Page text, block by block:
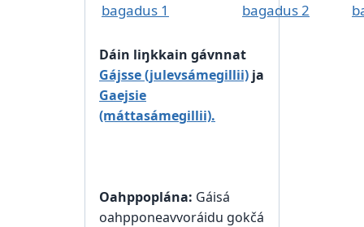
bagadus 1
bagadus 2
Dáin liŋkkain gávnnat
Gájsse (julevsámegillii) ja
Gaejsie
(máttasámegillii).
Oahppoplána: Gáisá
oahpponeavvoráidu gokčá